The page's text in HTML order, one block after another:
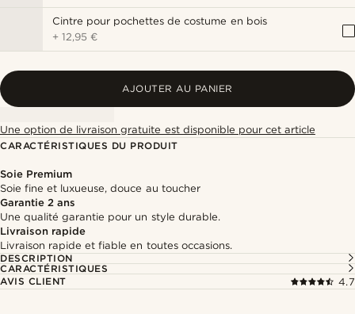
Cintre pour pochettes de costume en bois
+12,95 €
AJOUTER AU PANIER
Une option de livraison gratuite est disponible pour cet article
CARACTÉRISTIQUES DU PRODUIT
Soie Premium
Soie fine et luxueuse, douce au toucher
Garantie 2 ans
Une qualité garantie pour un style durable.
Livraison rapide
Livraison rapide et fiable en toutes occasions.
DESCRIPTION
CARACTÉRISTIQUES
AVIS CLIENT
4.7